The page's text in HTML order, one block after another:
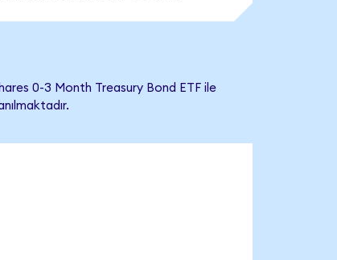
0-3 Month Treasury Bond ETF ile